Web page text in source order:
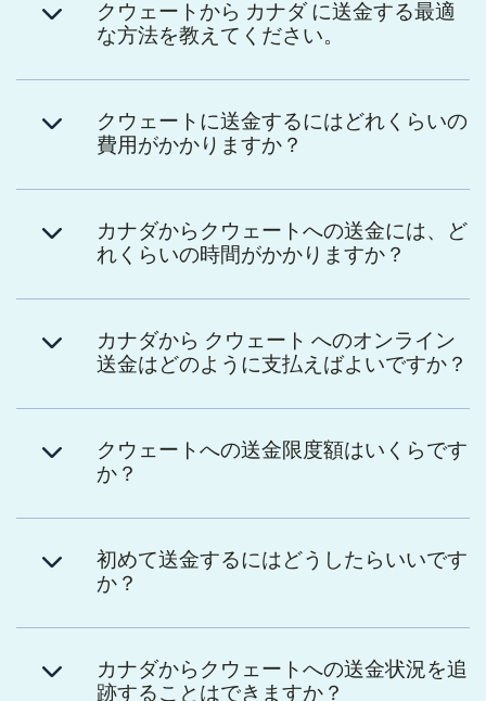
クウェートから カナダ に送金する最適
な方法を教えてください。
クウェートに送金するにはどれくらいの
費用がかかりますか？
カナダからクウェートへの送金には、ど
れくらいの時間がかかりますか？
カナダから クウェート へのオンライン
送金はどのように支払えばよいですか？
クウェートへの送金限度額はいくらです
か？
初めて送金するにはどうしたらいいです
か？
カナダからクウェートへの送金状況を追
跡することはできますか？